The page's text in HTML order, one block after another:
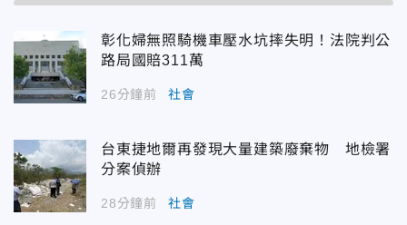
彰化婦無照騎機車壓水坑摔失明！法院判公
路局國賠311萬
26分鐘前 社會
台東捷地爾再發現大量建築廢棄物 地檢署
分案偵辦
28分鐘前 社會